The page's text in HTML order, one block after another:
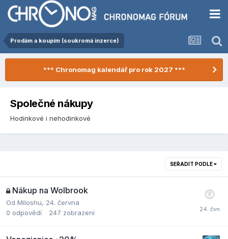
Prodám a koupím (soukromá inzerce)
*** Chronomag kalendář pro rok 2027 ***
Společné nákupy
Hodinkové i nehodinkové
SEŘADIT PODLE
Nákup na Wolbrook
Od Miloshu, 24. června
0 odpovědí 247 zobrazení